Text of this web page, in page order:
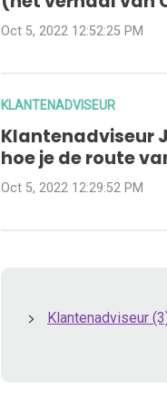
Oct 5, 2022 12:52:25 PM
KLANTENADVISEUR
Klantenadviseur
hoe je de route
Oct 5, 2022 12:29:52 PM
Klantenadviseur